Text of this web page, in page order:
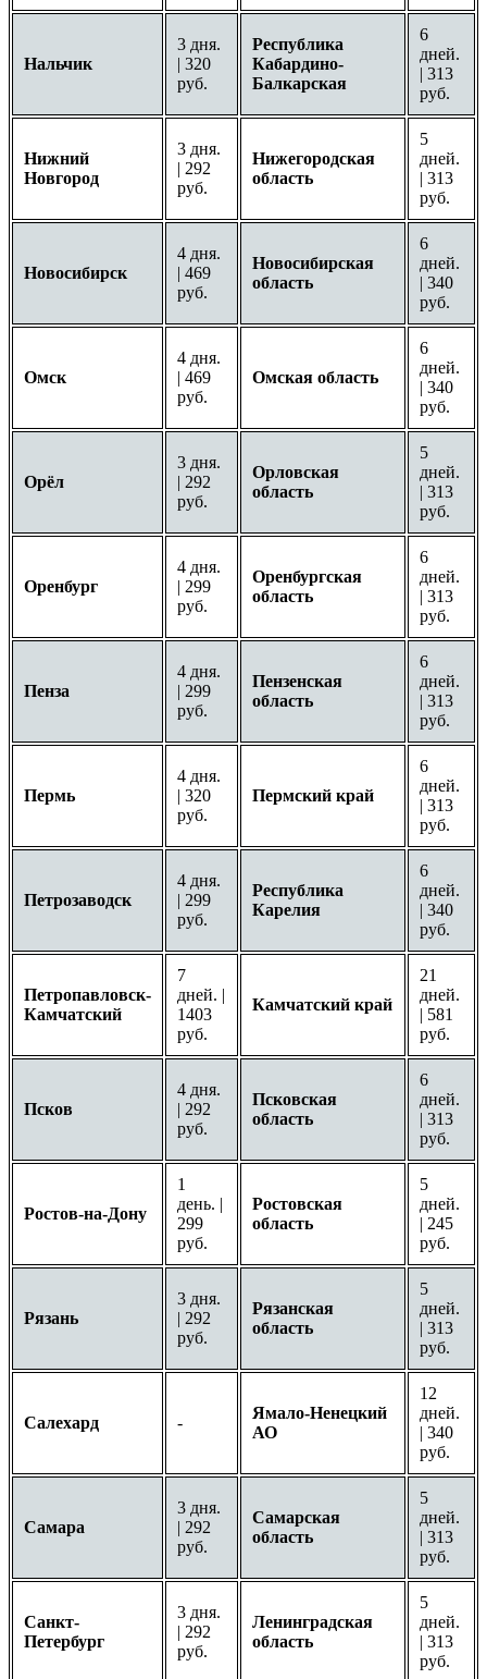
Нальчик
3 дня.
| 320
руб.
Республика
Кабардино-
Балкарская
6
дней.
| 313
руб.
Нижний
Новгород
3 дня.
| 292
руб.
Нижегородская
область
5
дней.
| 313
руб.
Новосибирск
4 дня.
| 469
руб.
Новосибирская
область
6
дней.
| 340
руб.
Омск
4 дня.
| 469
руб.
Омская область
6
дней.
| 340
руб.
Орёл
3 дня.
| 292
руб.
Орловская
область
5
дней.
| 313
руб.
Оренбург
4 дня.
| 299
руб.
Оренбургская
область
6
дней.
| 313
руб.
Пенза
4 дня.
| 299
руб.
Пензенская
область
6
дней.
| 313
руб.
Пермь
4 дня.
| 320
руб.
Пермский край
6
дней.
| 313
руб.
Петрозаводск
4 дня.
| 299
руб.
Республика
Карелия
6
дней.
| 340
руб.
Петропавловск-
Камчатский
7
дней. |
1403
руб.
Камчатский край
21
дней.
| 581
руб.
Псков
4 дня.
| 292
руб.
Псковская
область
6
дней.
| 313
руб.
Ростов-на-Дону
1
день. |
299
руб.
Ростовская
область
5
дней.
| 245
руб.
Рязань
3 дня.
| 292
руб.
Рязанская
область
5
дней.
| 313
руб.
Салехард -
Ямало-Ненецкий
АО
12
дней.
| 340
руб.
Самара
3 дня.
| 292
руб.
Самарская
область
5
дней.
| 313
руб.
Санкт-
Петербург
3 дня.
| 292
руб.
Ленинградская
область
5
дней.
| 313
руб.